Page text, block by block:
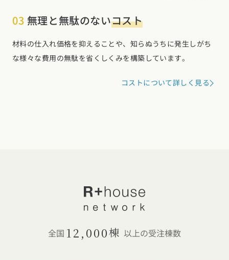
03 無理と無駄のないコスト
材料の仕入れ価格を抑えることや、知らぬうちに発生しがち
な様々な費用の無駄を省くしくみを構築しています。
コストについて詳しく見る
全国 12,000棟 以上の受注棟数